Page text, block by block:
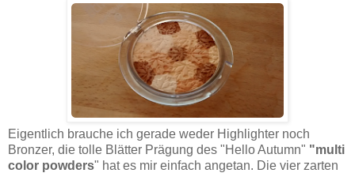
Eigentlich brauche ich gerade weder Highlighter noch
Bronzer, die tolle Blätter Prägung des "Hello Autumn" "multi
color powders" hat es mir einfach angetan. Die vier zarten